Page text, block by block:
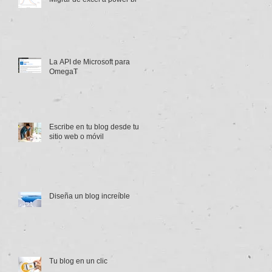
La API de Microsoft para
OmegaT
Escribe en tu blog desde tu
sitio web o móvil
Diseña un blog increíble
Tu blog en un clic